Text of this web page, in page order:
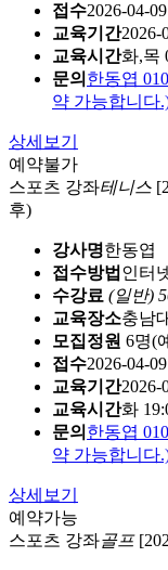
접수2026-04-
교육기간2026-
교육시간화,목
문의 한동엽
약 가능합니다
상세보기
예약불가
스포츠 강좌테니스
후)
강사명한동엽
접수방법 인터
수강료 (일반)
교육장소충남
모집정원 6명(
접수2026-04-
교육기간2026-
교육시간화
문의 한동엽
약 가능합니다
상세보기
예약가능
스포츠 강좌골프